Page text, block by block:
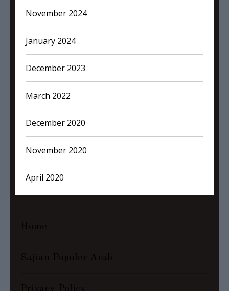
November 2024
January 2024
December 2023
March 2022
December 2020
November 2020
April 2020
Home
Sajian Populer Arab
Privacy Policy